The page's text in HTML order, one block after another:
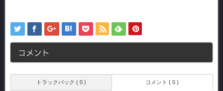
コメント
トラックバック ( 0 ) コメント ( 0 )